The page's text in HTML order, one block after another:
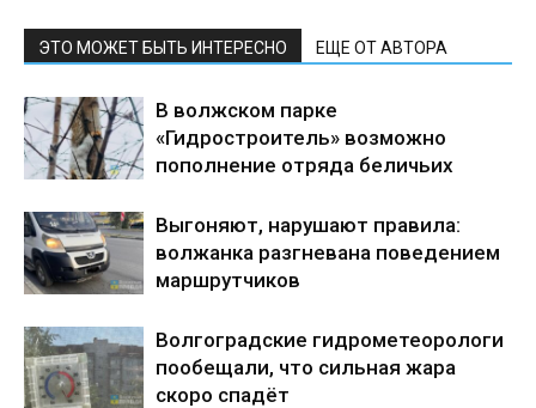
ЭТО МОЖЕТ БЫТЬ ИНТЕРЕСНО ЕЩЕ ОТ АВТОРА
В волжском парке
«Гидростроитель» возможно
пополнение отряда беличьих
Выгоняют, нарушают правила:
волжанка разгневана поведением
маршрутчиков
Волгоградские гидрометеорологи
пообещали, что сильная жара
скоро спадёт